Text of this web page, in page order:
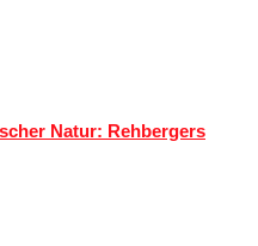
Natur: Rehbergers